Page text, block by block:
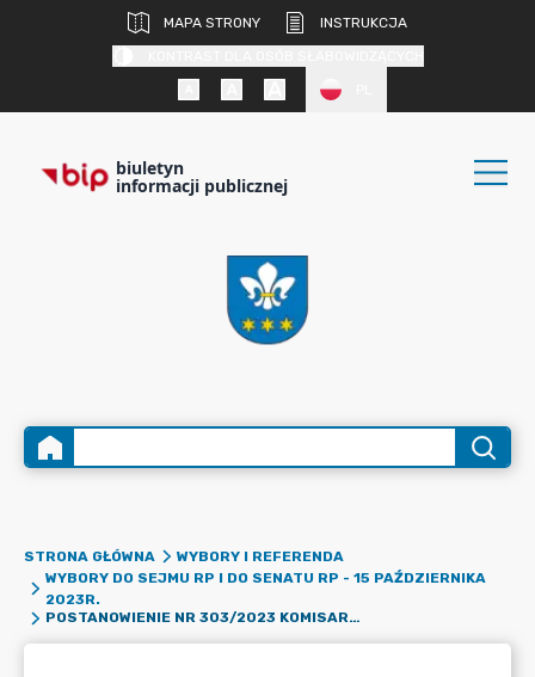
MAPA STRONY
INSTRUKCJA
biuletyn
informacji publicznej
STRONA GŁÓWNA
WYBORY I REFERENDA
WYBORY DO SEJMU RP I DO SENATU RP - 15 PAŹDZIERNIKA
2023R.
POSTANOWIENIE NR 303/2023 KOMISARZA WYBORCZEGO W ŁODZI II Z DNIA 25 WRZEŚNIA 2023R. W SPRAWIE ZWOŁANIA PIERWSZYCH POSIEDZEŃ OBWODOWYCH KOMISJI WYBORCZYCH W WYBORACH DO SEJMU RZECZYPOSPOLITEJ POLSKIEJ I DO SENATU RZECZYPOSPOLITEJ POLSKIEJ ZARZĄDZONYCH NA DZIEŃ 15 PAŹDZIERNIKA 2023R.